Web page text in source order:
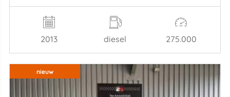
2013 diesel 275.000
nieuw